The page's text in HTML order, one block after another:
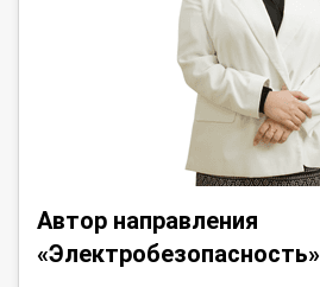
Автор направления
«Электробезопасность»